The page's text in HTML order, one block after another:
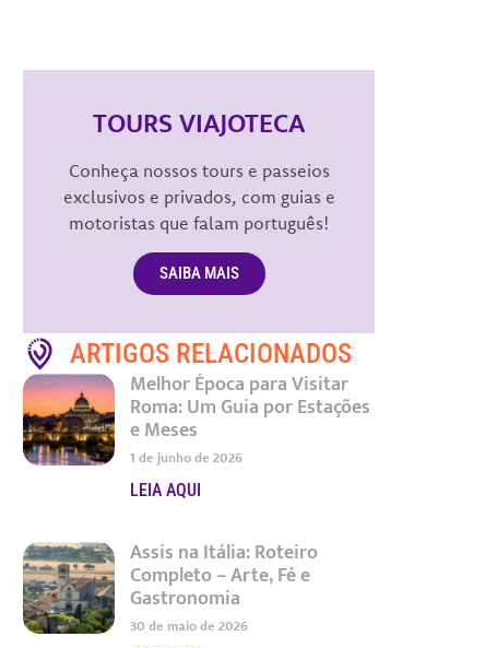
TOURS VIAJOTECA
Conheça nossos tours e passeios
exclusivos e privados, com guias e
motoristas que falam português!
SAIBA MAIS
ARTIGOS RELACIONADOS
Melhor Época para Visitar
Roma: Um Guia por Estações
e Meses
1 de junho de 2026
LEIA AQUI
Assis na Itália: Roteiro
Completo – Arte, Fé e
Gastronomia
30 de maio de 2026